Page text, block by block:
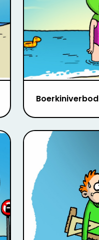
Boerkiniverbod